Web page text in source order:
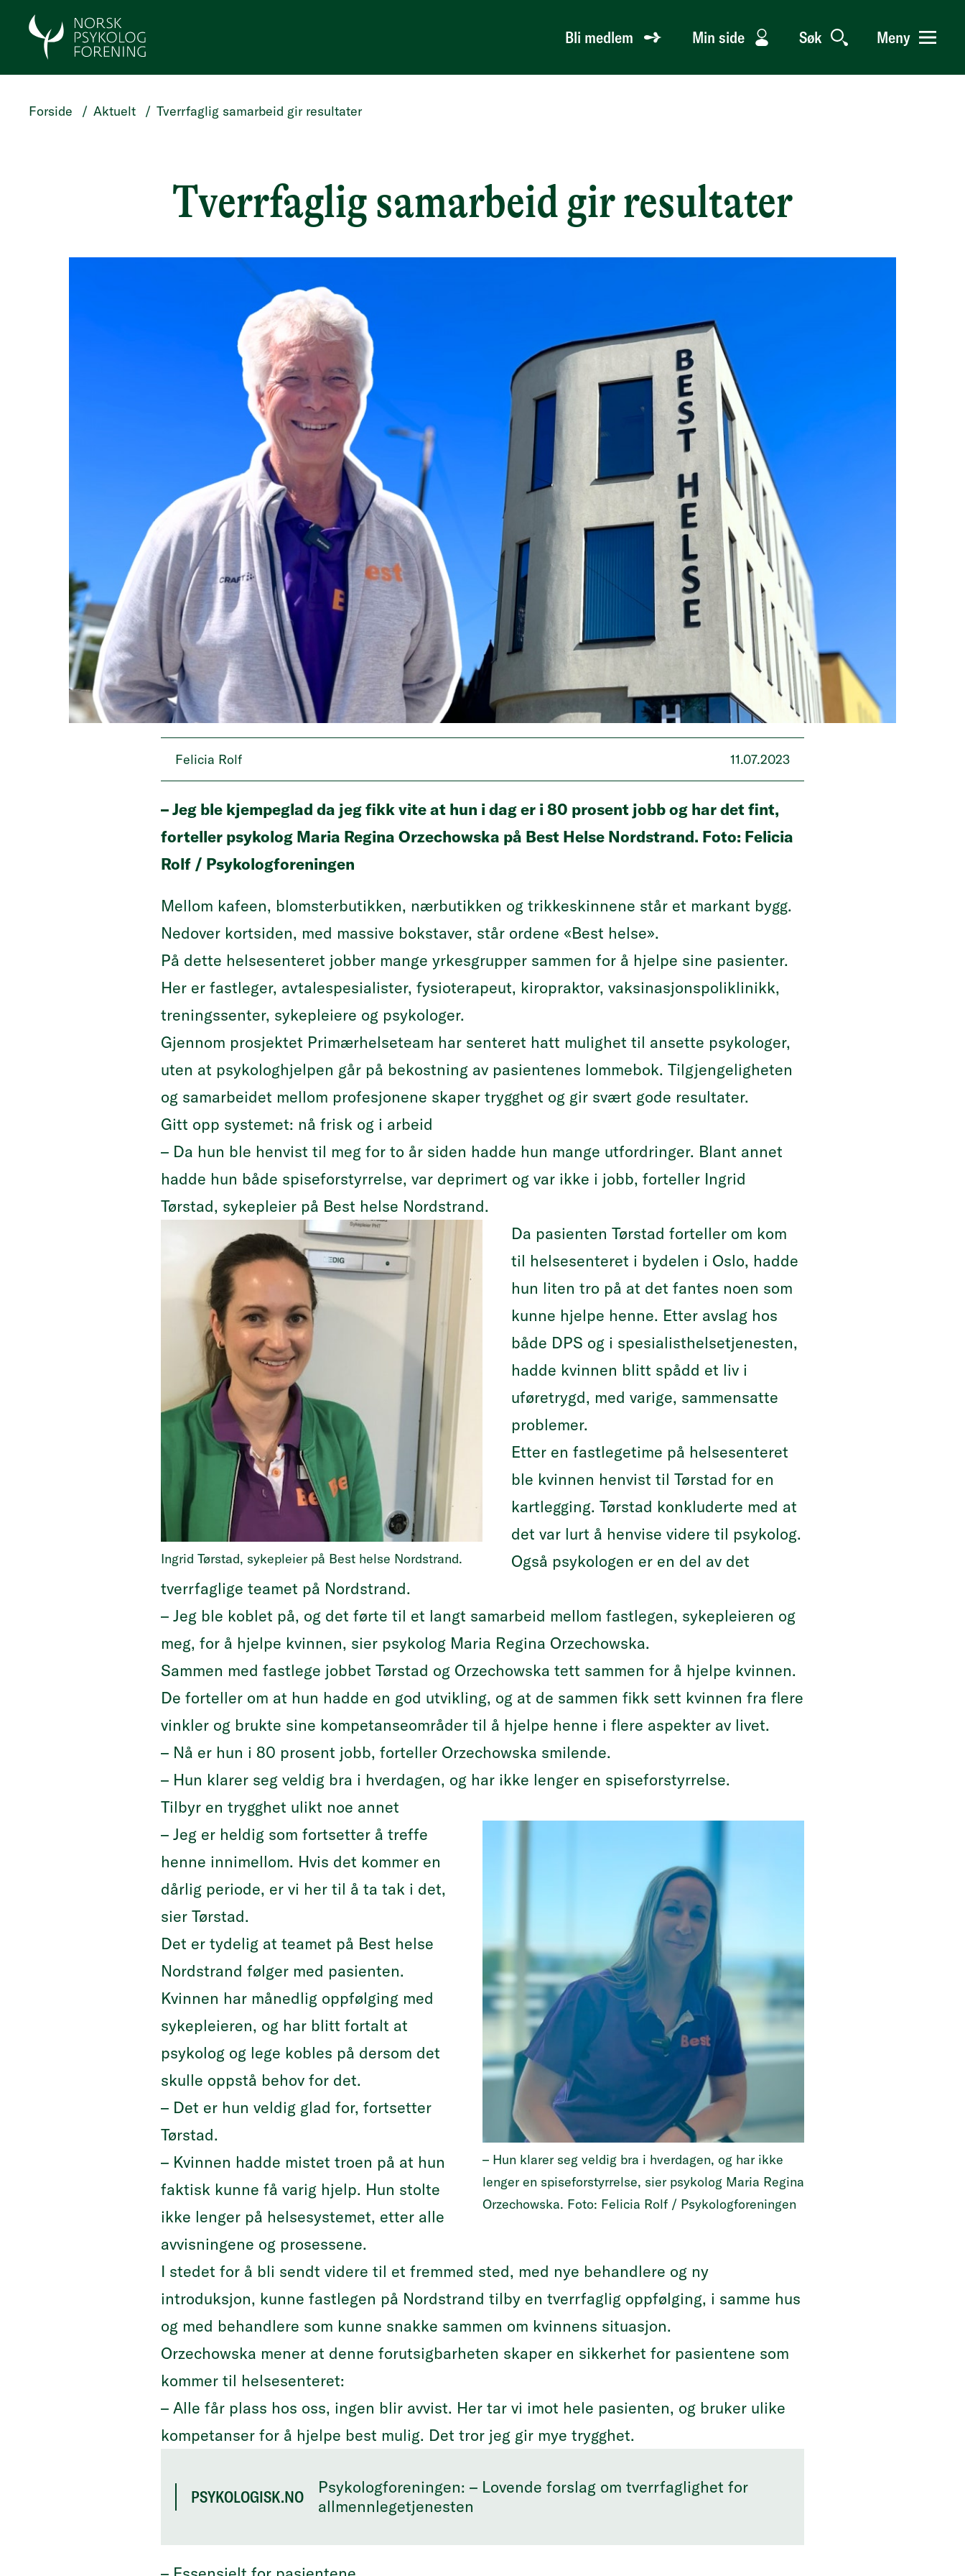
HOPP TIL HOVEDINNHOLD
Bli medlem Min side Søk Meny
Forside / Aktuelt / Tverrfaglig samarbeid gir resultater
Tverrfaglig samarbeid gir resultater
Felicia Rolf 11.07.2023
– Jeg ble kjempeglad da jeg fikk vite at hun i dag er i 80 prosent jobb og har det fint,
forteller psykolog Maria Regina Orzechowska på Best Helse Nordstrand. Foto: Felicia
Rolf / Psykologforeningen
Mellom kafeen, blomsterbutikken, nærbutikken og trikkeskinnene står et markant bygg.
Nedover kortsiden, med massive bokstaver, står ordene «Best helse».
På dette helsesenteret jobber mange yrkesgrupper sammen for å hjelpe sine pasienter.
Her er fastleger, avtalespesialister, fysioterapeut, kiropraktor, vaksinasjonspoliklinikk,
treningssenter, sykepleiere og psykologer.
Gjennom prosjektet Primærhelseteam har senteret hatt mulighet til ansette psykologer,
uten at psykologhjelpen går på bekostning av pasientenes lommebok. Tilgjengeligheten
og samarbeidet mellom profesjonene skaper trygghet og gir svært gode resultater.
Gitt opp systemet: nå frisk og i arbeid
– Da hun ble henvist til meg for to år siden hadde hun mange utfordringer. Blant annet
hadde hun både spiseforstyrrelse, var deprimert og var ikke i jobb, forteller Ingrid
Tørstad, sykepleier på Best helse Nordstrand.
Ingrid Tørstad, sykepleier på Best helse Nordstrand.
Da pasienten Tørstad forteller om kom
til helsesenteret i bydelen i Oslo, hadde
hun liten tro på at det fantes noen som
kunne hjelpe henne. Etter avslag hos
både DPS og i spesialisthelsetjenesten,
hadde kvinnen blitt spådd et liv i
uføretrygd, med varige, sammensatte
problemer.
Etter en fastlegetime på helsesenteret
ble kvinnen henvist til Tørstad for en
kartlegging. Tørstad konkluderte med at
det var lurt å henvise videre til psykolog.
Også psykologen er en del av det
tverrfaglige teamet på Nordstrand.
– Jeg ble koblet på, og det førte til et langt samarbeid mellom fastlegen, sykepleieren og
meg, for å hjelpe kvinnen, sier psykolog Maria Regina Orzechowska.
Sammen med fastlege jobbet Tørstad og Orzechowska tett sammen for å hjelpe kvinnen.
De forteller om at hun hadde en god utvikling, og at de sammen fikk sett kvinnen fra flere
vinkler og brukte sine kompetanseområder til å hjelpe henne i flere aspekter av livet.
– Nå er hun i 80 prosent jobb, forteller Orzechowska smilende.
– Hun klarer seg veldig bra i hverdagen, og har ikke lenger en spiseforstyrrelse.
Tilbyr en trygghet ulikt noe annet
– Hun klarer seg veldig bra i hverdagen, og har ikke
lenger en spiseforstyrrelse, sier psykolog Maria Regina
Orzechowska. Foto: Felicia Rolf / Psykologforeningen
– Jeg er heldig som fortsetter å treffe
henne innimellom. Hvis det kommer en
dårlig periode, er vi her til å ta tak i det,
sier Tørstad.
Det er tydelig at teamet på Best helse
Nordstrand følger med pasienten.
Kvinnen har månedlig oppfølging med
sykepleieren, og har blitt fortalt at
psykolog og lege kobles på dersom det
skulle oppstå behov for det.
– Det er hun veldig glad for, fortsetter
Tørstad.
– Kvinnen hadde mistet troen på at hun
faktisk kunne få varig hjelp. Hun stolte
ikke lenger på helsesystemet, etter alle
avvisningene og prosessene.
I stedet for å bli sendt videre til et fremmed sted, med nye behandlere og ny
introduksjon, kunne fastlegen på Nordstrand tilby en tverrfaglig oppfølging, i samme hus
og med behandlere som kunne snakke sammen om kvinnens situasjon.
Orzechowska mener at denne forutsigbarheten skaper en sikkerhet for pasientene som
kommer til helsesenteret:
– Alle får plass hos oss, ingen blir avvist. Her tar vi imot hele pasienten, og bruker ulike
kompetanser for å hjelpe best mulig. Det tror jeg gir mye trygghet.
PSYKOLOGISK.NO
Psykologforeningen: – Lovende forslag om tverrfaglighet for
allmennlegetjenesten